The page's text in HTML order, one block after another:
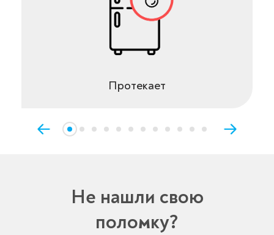
Протекает
Не нашли свою
поломку?